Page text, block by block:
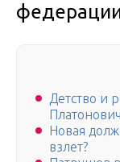
Детство и
Новая
взлет?